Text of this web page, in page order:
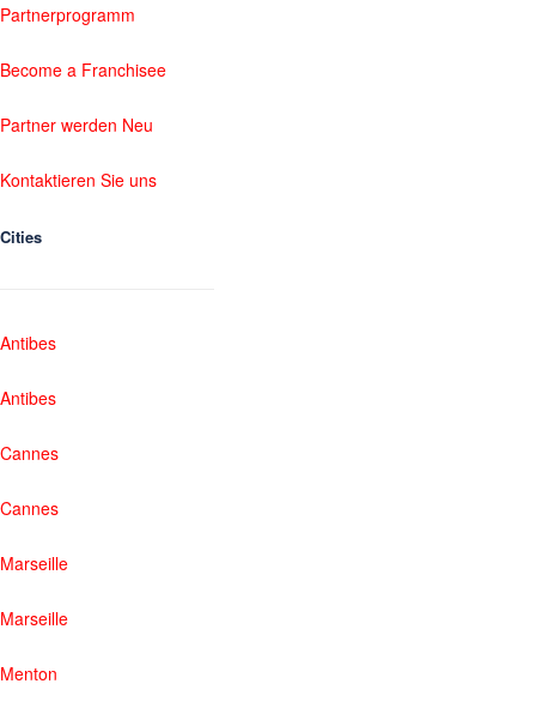
Partnerprogramm
Become a Franchisee
Partner werden Neu
Kontaktieren Sie uns
Cities
Antibes
Antibes
Cannes
Cannes
Marseille
Marseille
Menton